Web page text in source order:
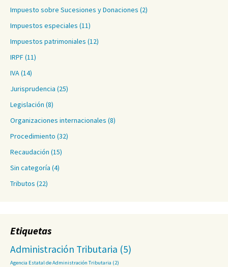
Impuesto sobre Sucesiones y Donaciones (2)
Impuestos especiales (11)
Impuestos patrimoniales (12)
IRPF(11)
IVA(14)
Jurisprudencia (25)
Legislación (8)
Organizaciones internacionales (8)
Procedimiento (32)
Recaudación (15)
Sin categoría (4)
Tributos (22)
Etiquetas
Administración Tributaria (5)
Agencia Estatal de Administración Tributaria (2)